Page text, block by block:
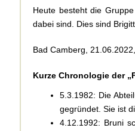
Heute besteht die
dabei sind. Dies sind
Bad Camberg,
Kurze Chronologie der
5.3.1982: Die
gegründet. Sie ist
4.12.1992: Bruni